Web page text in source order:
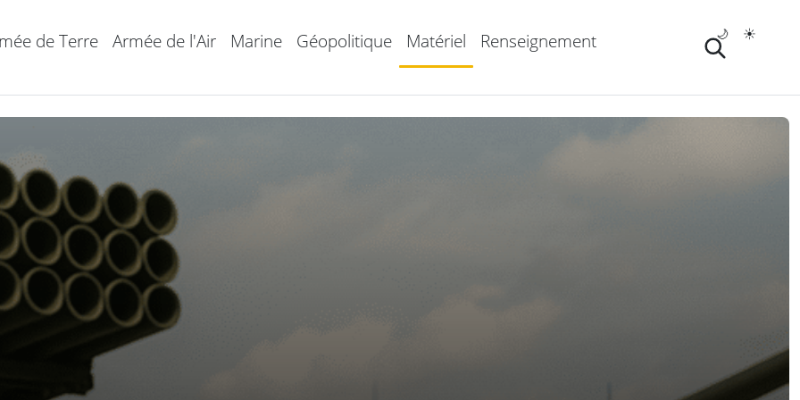
de Terre Armée de l'Air Marine Géopolitique Matériel Renseignement ☀️
🌙